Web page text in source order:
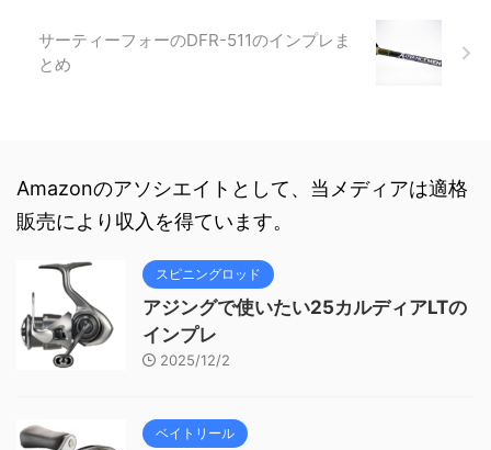
サーティーフォーのDFR-511のインプレま
とめ
Amazonのアソシエイトとして、当メディアは適格
販売により収入を得ています。
スピニングロッド
アジングで使いたい25カルディアLTの
インプレ
2025/12/2
ベイトリール